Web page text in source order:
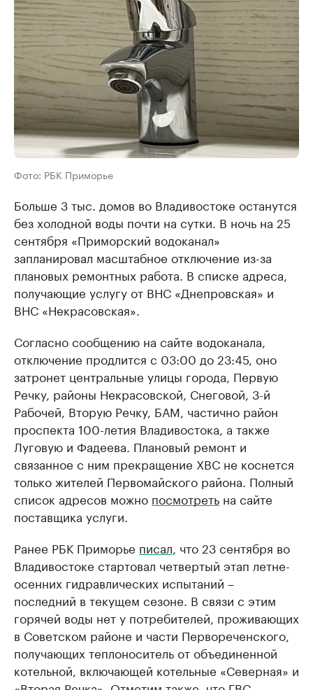
Фото: РБК Приморье
Больше 3 тыс. домов во Владивостоке останутся
без холодной воды почти на сутки. В ночь на 25
сентября «Приморский водоканал»
запланировал масштабное отключение из-за
плановых ремонтных работа. В списке адреса,
получающие услугу от ВНС «Днепровская» и
ВНС «Некрасовская».
Согласно сообщению на сайте водоканала,
отключение продлится с 03:00 до 23:45, оно
затронет центральные улицы города, Первую
Речку, районы Некрасовской, Снеговой, 3-й
Рабочей, Вторую Речку, БАМ, частично район
проспекта 100-летия Владивостока, а также
Луговую и Фадеева. Плановый ремонт и
связанное с ним прекращение ХВС не коснется
только жителей Первомайского района. Полный
список адресов можно посмотреть на сайте
поставщика услуги.
Ранее РБК Приморье писал , что 23 сентября во
Владивостоке стартовал четвертый этап летне-
осенних гидравлических испытаний –
последний в текущем сезоне. В связи с этим
горячей воды нет у потребителей, проживающих
в Советском районе и части Первореченского,
получающих теплоноситель от объединенной
котельной, включающей котельные «Северная» и